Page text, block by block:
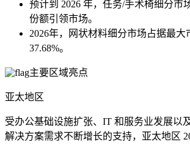
预计到 2026 年，任务/手术椅细分市
份额引领市场。
2026年，网状材料细分市场占据最大
37.68%。
主要区域亮点
亚太地区
受办公基础设施扩张、IT 和服务业发展以
解决方案需求不断增长的支持，亚太地区